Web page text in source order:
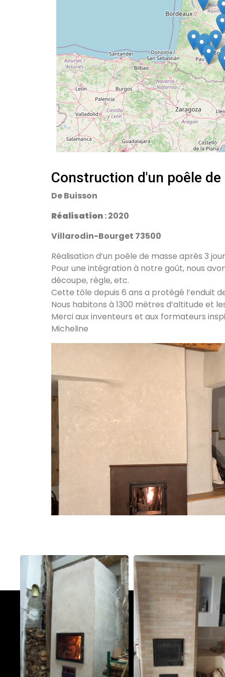
Construction d'un poêle
De Buisson
Réalisation: 2020
Villarodin-Bourget 73500
Réalisation d’un poêle de masse après 3
Pour une intégration à notre goût, nous
découpe, règle, etc.
Cette tôle depuis 6 ans a protégé l’enduit
Nous habitons à 1300 mètres d’altitude et
Merci aux inventeurs et aux formateurs
Micheline